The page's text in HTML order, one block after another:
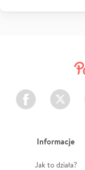
Facebook Twitter
Informacje
Jak to działa?